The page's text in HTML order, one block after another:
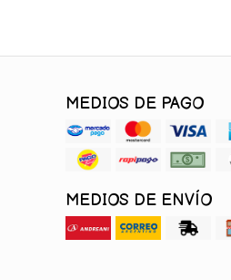
MEDIOS DE PAGO
MEDIOS DE ENVÍO